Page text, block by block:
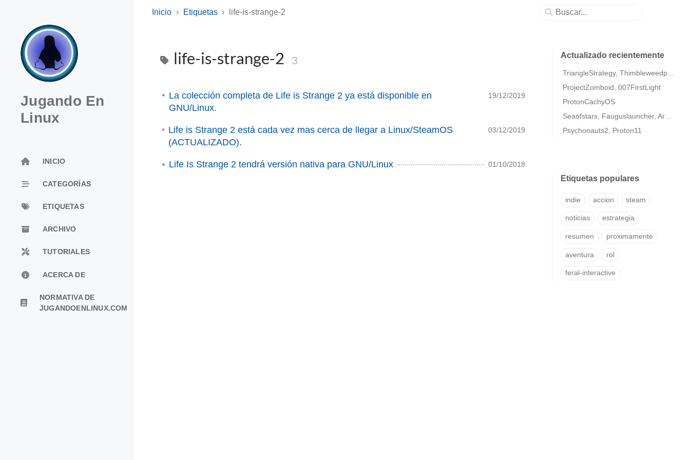
Jugando En
Linux
INICIO
CATEGORÍAS
ETIQUETAS
ARCHIVO
TUTORIALES
ACERCA DE
NORMATIVA DE
JUGANDOENLINUX.COM
Inicio Etiquetas life-is-strange-2
life-is-strange-2 3
La colección completa de Life is Strange 2 ya está disponible en
GNU/Linux.
19/12/2019
Life is Strange 2 está cada vez mas cerca de llegar a Linux/SteamOS
(ACTUALIZADO).
03/12/2019
Life Is Strange 2 tendrá versión nativa para GNU/Linux 01/10/2018
Actualizado recientemente
ProjectZomboid, 007FirstLight
ProtonCachyOS
Psychonauts2, Proton11
Etiquetas populares
indie accion steam
noticias estrategia
resumen proximamente
aventura rol
feral-interactive